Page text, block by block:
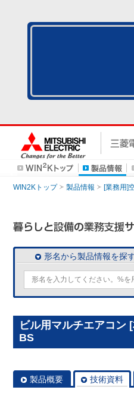
WIN2Kトップ 製品情報 [業務用]
形名から製品情報を探
ビル用マルチエアコン
BS
製品概要 技術資料